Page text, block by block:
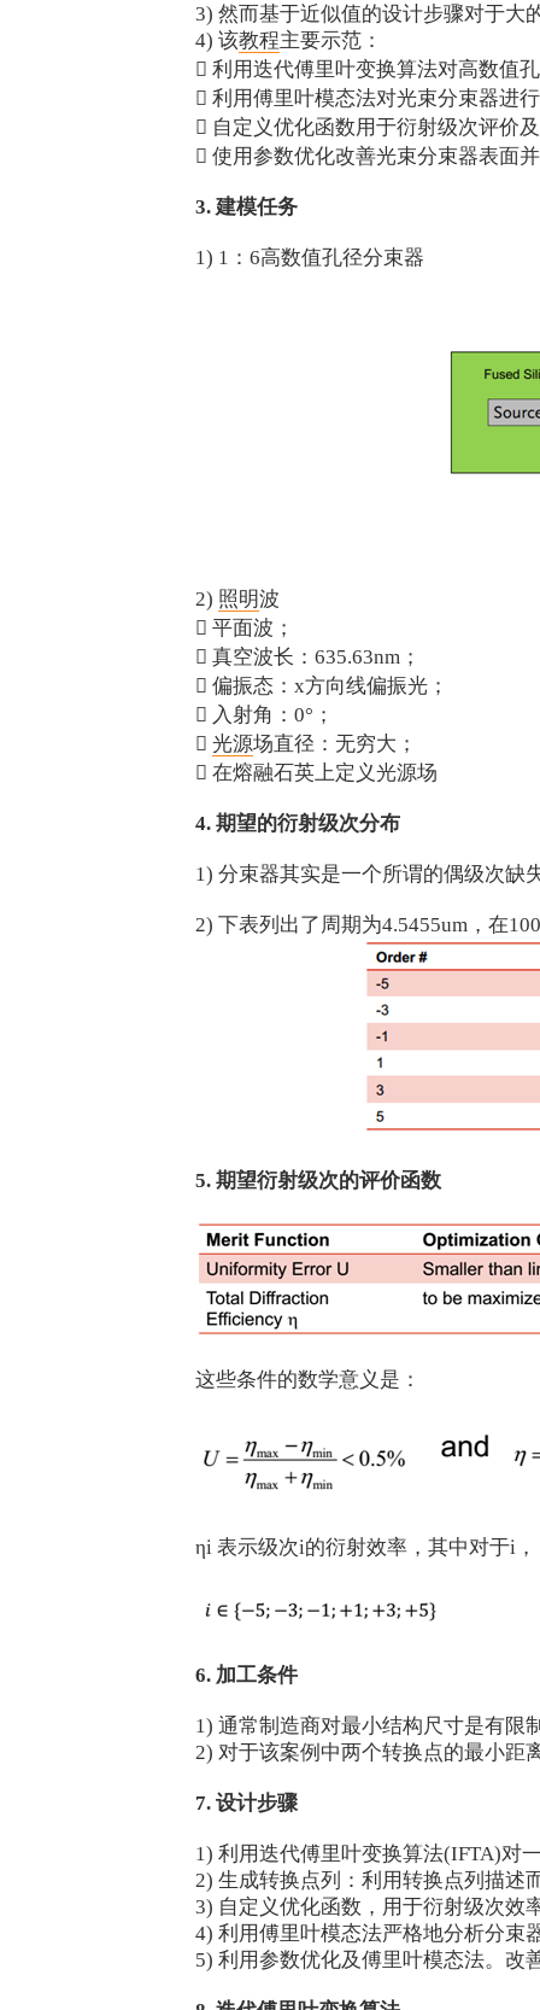
3) 然而基于近似值的设计步骤对于大
4) 该教程主要示范：
 利用迭代傅里叶变换算法对高数值
 利用傅里叶模态法对光束分束器进
 自定义优化函数用于衍射级次评价
 使用参数优化改善光束分束器表面
3. 建模任务
1) 1：6高数值孔径分束器
2) 照明波
 平面波；
 真空波长：635.63nm；
 偏振态：x方向线偏振光；
 入射角：0°；
 光源场直径：无穷大；
 在熔融石英上定义光源场
4. 期望的衍射级次分布
1) 分束器其实是一个所谓的偶级次缺
2) 下表列出了周期为4.5455um，在
5. 期望衍射级次的评价函数
这些条件的数学意义是：
ηi 表示级次i的衍射效率，其中对于i，
6. 加工条件
1) 通常制造商对最小结构尺寸是有限
2) 对于该案例中两个转换点的最小距
7. 设计步骤
1) 利用迭代傅里叶变换算法(IFTA)对
2) 生成转换点列：利用转换点列描述
3) 自定义优化函数，用于衍射级次效
4) 利用傅里叶模态法严格地分析分束
5) 利用参数优化及傅里叶模态法。改